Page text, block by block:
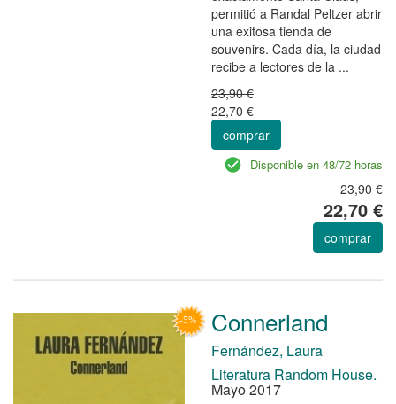
permitió a Randal Peltzer abrir
una exitosa tienda de
souvenirs. Cada día, la ciudad
recibe a lectores de la ...
23,90 €
22,70 €
comprar
Disponible en 48/72 horas
23,90 €
22,70 €
comprar
Connerland
Fernández, Laura
Literatura Random House.
Mayo 2017